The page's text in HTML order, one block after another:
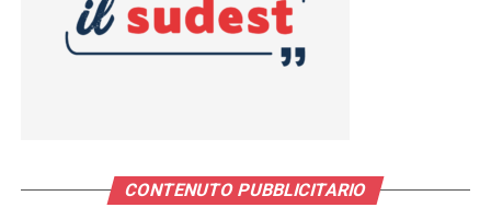
CONTENUTO PUBBLICITARIO